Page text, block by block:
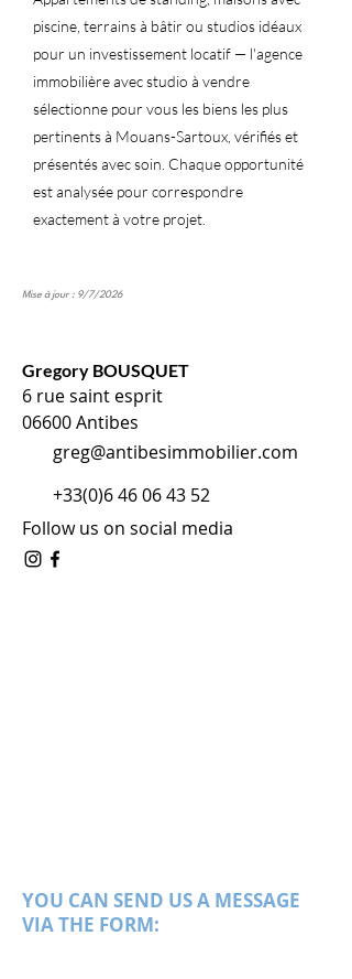
piscine, terrains à bâtir ou studios idéaux
pour un investissement locatif — l'agence
immobilière avec studio à vendre
sélectionne pour vous les biens les plus
pertinents à Mouans-Sartoux, vérifiés et
présentés avec soin. Chaque opportunité
est analysée pour correspondre
exactement à votre projet.
Mise à jour : 9/7/2026
Gregory BOUSQUET
6 rue saint esprit
06600 Antibes
greg@antibesimmobilier.com
+33(0)6 46 06 43 52
Follow us on social media
YOU CAN SEND US A MESSAGE
VIA THE FORM: